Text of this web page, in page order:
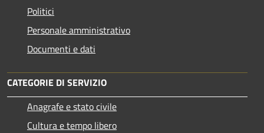
Politici
Personale amministrativo
Documenti e dati
CATEGORIE DI SERVIZIO
Anagrafe e stato civile
Cultura e tempo libero